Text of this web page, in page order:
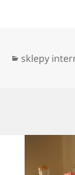
Kategorie
sklepy